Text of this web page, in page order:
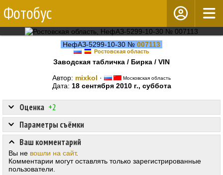
Фотобус
НефАЗ-5299-10-30 № 007113
Ростовская область
Заводская табличка / Бирка / VIN
Автор: mixkol · Московская область
Дата: 18 сентября 2010 г., суббота
Оценка +2
Параметры съёмки
Ваш комментарий
Вы не вошли на сайт.
Комментарии могут оставлять только зарегистрированные
пользователи.